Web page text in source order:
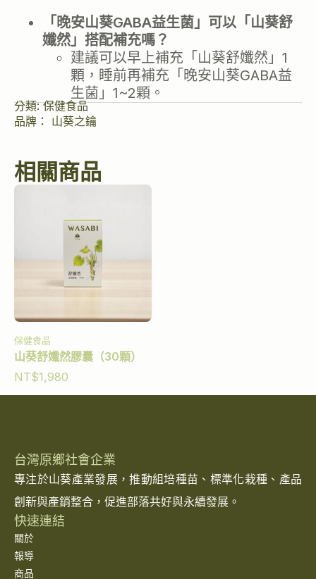
「晚安山葵GABA益生菌」可以「山葵舒
孅然」搭配補充嗎？
建議可以早上補充「山葵舒孅然」1
顆，睡前再補充「晚安山葵GABA益
生菌」1~2顆。
分類:保健食品
品牌： 山葵之鑰
相關商品
保健食品
山葵舒孅然膠囊（30顆）
NT$1,980
台灣原鄉社會企業
專注於山葵產業發展，推動組培種苗、標準化栽種、產品
創新與產銷整合，促進部落共好與永續發展。
快速連結
關於
報導
商品